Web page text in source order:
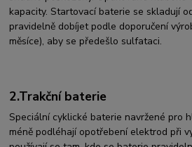
kapacity. Startovací baterie se skladují
pravidelně dobíjet podle doporučení
měsíce), aby se předešlo sulfataci.
2.Trakční baterie
Speciální cyklické baterie navržené pro
méně podléhají opotřebení elektrod při